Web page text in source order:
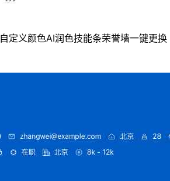
自定义颜色AI润色技能条荣誉墙一键更换